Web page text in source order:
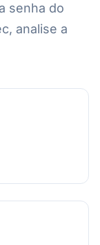
senha do
analise a